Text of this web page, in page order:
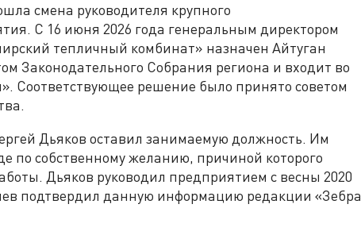
смена руководителя крупного
С 16 июня 2026 года генеральным директором
тепличный комбинат» назначен Айтуган
Законодательного Собрания региона и входит во
Соответствующее решение было принято советом
Дьяков оставил занимаемую должность. Им
по собственному желанию, причиной которого
Дьяков руководил предприятием с весны 2020
подтвердил данную информацию редакции «Зебра